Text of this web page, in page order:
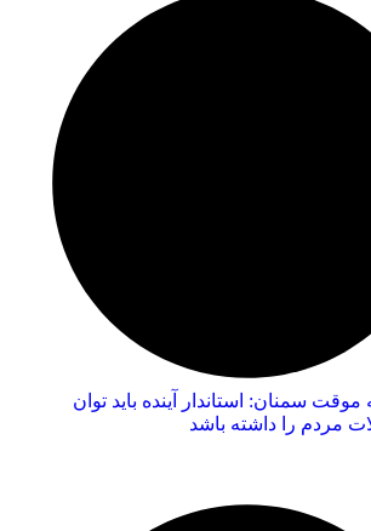
استاندار آینده باید توان
داشته باشد